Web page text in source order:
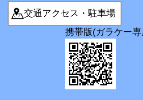
交通アクセス・駐車場
携帯版(ガラケー